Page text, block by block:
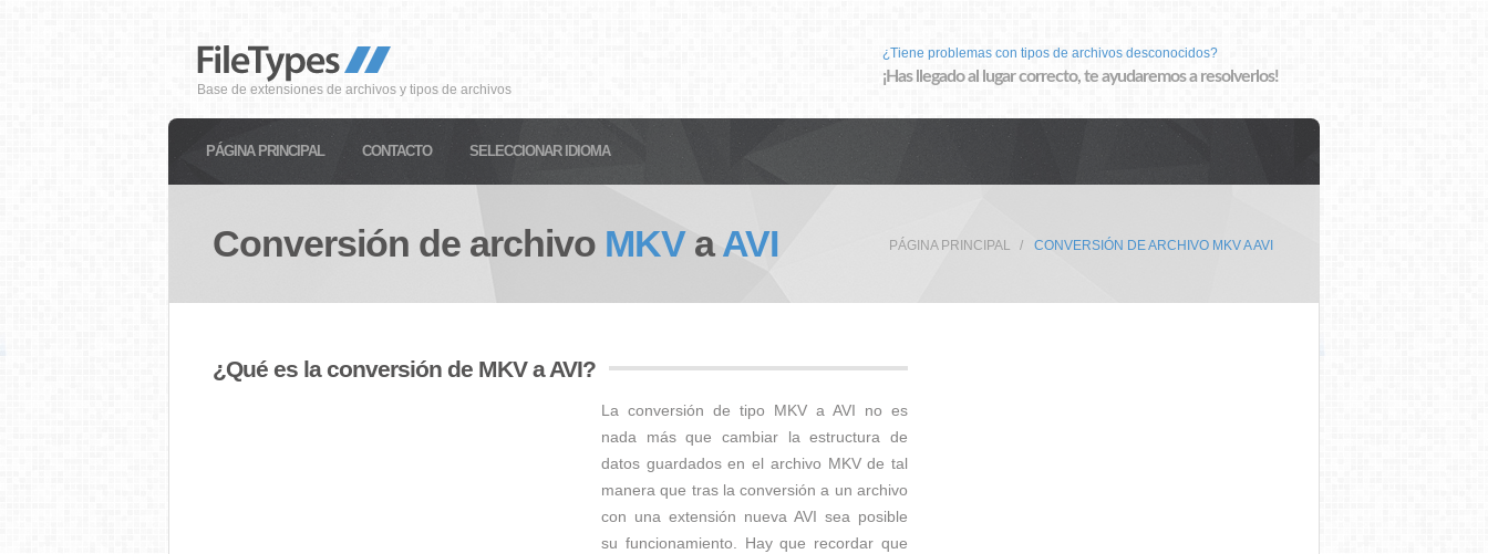
Base de extensiones de archivos y tipos de archivos
¿Tiene problemas con tipos de archivos desconocidos?
¡Has llegado al lugar correcto, te ayudaremos a resolverlos!
PÁGINA PRINCIPAL CONTACTO SELECCIONAR IDIOMA
Conversión de archivo MKVaAVI PÁGINA PRINCIPAL CONVERSIÓN DE ARCHIVO MKV A AVI
¿Qué es la conversión de MKV a AVI?
La conversión de tipo MKV a AVI no es
nada más que cambiar la estructura de
datos guardados en el archivo MKV de tal
manera que tras la conversión a un archivo
con una extensión nueva AVI sea posible
su funcionamiento. Hay que recordar que